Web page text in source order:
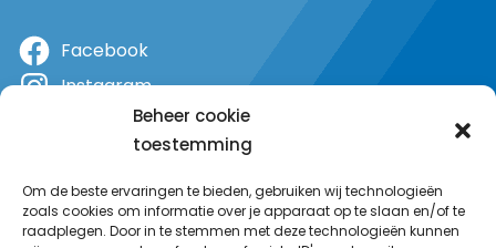
Beheer cookie
toestemming
Om de beste ervaringen te bieden, gebruiken wij technologieën
zoals cookies om informatie over je apparaat op te slaan en/of te
raadplegen. Door in te stemmen met deze technologieën kunnen
Facebook
Instagram
YouTube